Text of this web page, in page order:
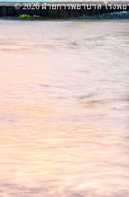
Download
Link Intranet
คำถาม/ร้องเรียน
© 2026 ฝ่ายการพยาบาล โรงพ